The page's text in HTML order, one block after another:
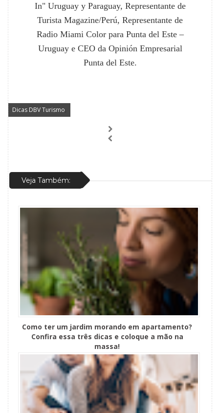
Dicas DBV Turismo
In" Uruguay y Paraguay, Representante de
Turista Magazine/Perú, Representante de
Radio Miami Color para Punta del Este –
Uruguay e CEO da Opinión Empresarial
Punta del Este.
Veja Também:
Como ter um jardim morando em apartamento?
Confira essa três dicas e coloque a mão na
massa!